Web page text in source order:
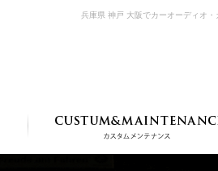
兵庫県 神戸 大阪でカーオーディオ